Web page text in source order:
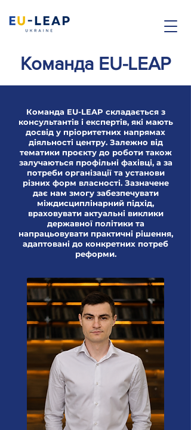
Команда EU-LEAP
Команда EU-LEAP складається з
консультантів і експертів, які мають
досвід у пріоритетних напрямах
діяльності центру. Залежно від
тематики проєкту до роботи також
залучаються профільні фахівці, а за
потреби організації та установи
різних форм власності. Зазначене
дає нам змогу забезпечувати
міждисциплінарний підхід,
враховувати актуальні виклики
державної політики та
напрацьовувати практичні рішення,
адаптовані до конкретних потреб
реформи.